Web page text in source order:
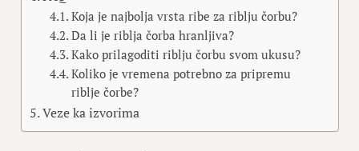
Koja je najbolja vrsta ribe za riblju čorbu?
Da li je riblja čorba hranljiva?
Kako prilagoditi riblju čorbu svom ukusu?
Koliko je vremena potrebno za pripremu
riblje čorbe?
Veze ka izvorima